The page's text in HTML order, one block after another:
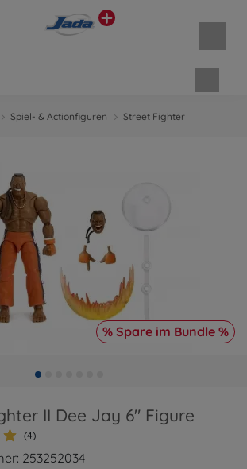
Spiel- & Actionfiguren Street Fighter
% Spare im Bundle %
II Dee Jay 6" Figure
(4)
253252034